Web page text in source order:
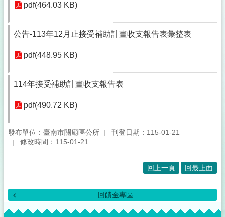
pdf(464.03 KB)
公告-113年12月止接受補助計畫收支報告表彙整表
pdf(448.95 KB)
114年接受補助計畫收支報告表
pdf(490.72 KB)
發布單位：臺南市關廟區公所
刊登日期：115-01-21
修改時間：115-01-21
回上一頁 回最上面
回饋金專區
:::